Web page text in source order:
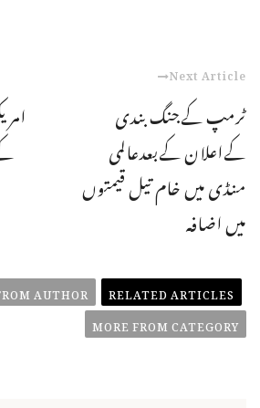
Next Article
ٹرمپ کےجنگ بندی
کےاعلان کےبعدعالمی
منڈی میں خام تیل قیمتوں
میں اضافہ
RELATED ARTICLES
AUTHOR
MORE FROM CATEGORY